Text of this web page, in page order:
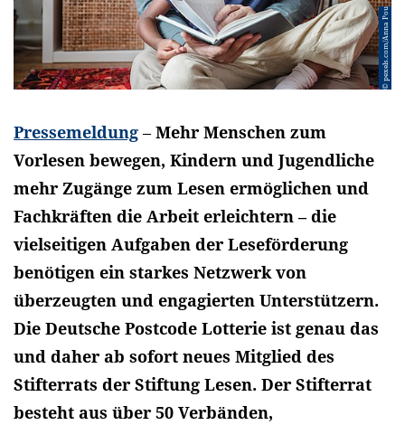
© pexels.com/Anna Pou
Pressemeldung –Mehr Menschen zum
Vorlesen bewegen, Kindern und Jugendliche
mehr Zugänge zum Lesen ermöglichen und
Fachkräften die Arbeit erleichtern – die
vielseitigen Aufgaben der Leseförderung
benötigen ein starkes Netzwerk von
überzeugten und engagierten Unterstützern.
Die Deutsche Postcode Lotterie ist genau das
und daher ab sofort neues Mitglied des
Stifterrats der Stiftung Lesen. Der Stifterrat
besteht aus über 50 Verbänden,